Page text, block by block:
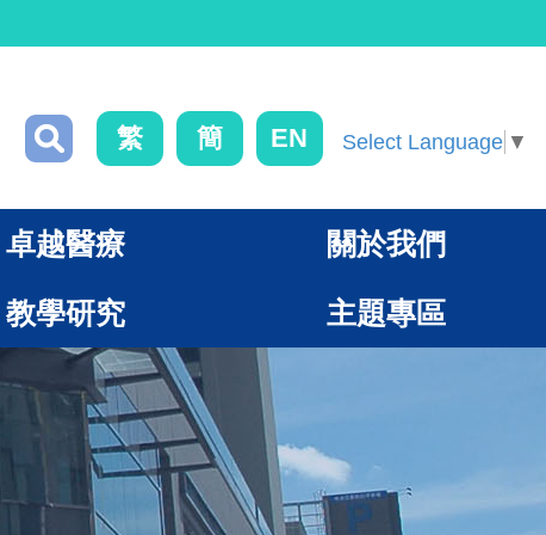
繁 簡 EN Select Language ▼
卓越醫療 關於我們
教學研究 主題專區